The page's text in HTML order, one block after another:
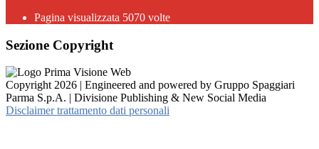
Pagina visualizzata 5070 volte
Sezione Copyright
Copyright 2026 | Engineered and powered by Gruppo Spaggiari
Parma S.p.A. | Divisione Publishing & New Social Media
Disclaimer trattamento dati personali